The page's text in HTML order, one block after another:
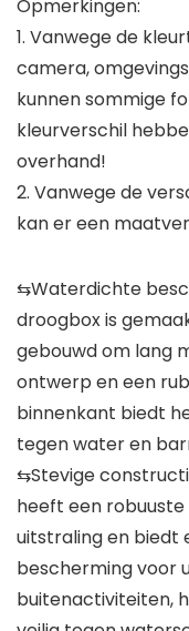
Opmerkingen:
1. Vanwege de
camera,
kunnen sommige
kleurverschil
overhand!
2. Vanwege de
kan er een
⇆Waterdichte
droogbox is
gebouwd om lang
ontwerp en een
binnenkant biedt
tegen water en
⇆Stevige
heeft een
uitstraling en biedt
bescherming voor
buitenactiviteiten,